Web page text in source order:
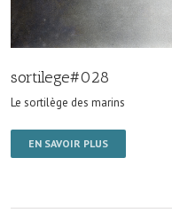
sortilege#028
Le sortilège des marins
EN SAVOIR PLUS